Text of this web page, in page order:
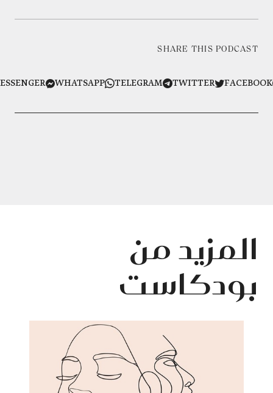
SHARE THIS PODCAST
TWITTER
TELEGRAM
WHATSAPP
MESSENGER
المزيد من
بودكاست